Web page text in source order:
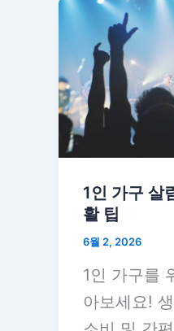
1인 가구 살
활 팁
6월 2, 2026
1인 가구를
아보세요!